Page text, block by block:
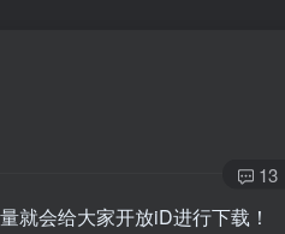
13
就会给大家开放iD进行下载！